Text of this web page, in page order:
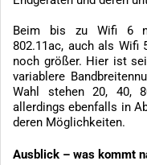
Beim bis zu Wifi 6
802.11ac, auch als Wifi
noch größer. Hier ist
variablere
Wahl stehen 20, 40,
allerdings ebenfalls in
deren Möglichkeiten.
Ausblick – was kommt